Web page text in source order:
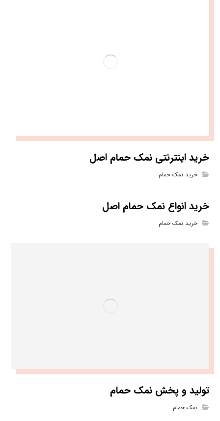
خرید اینترنتی نمک حمام اصل
خرید نمک حمام
خرید انواع نمک حمام اصل
خرید نمک حمام
تولید و پخش نمک حمام
نمک حمام